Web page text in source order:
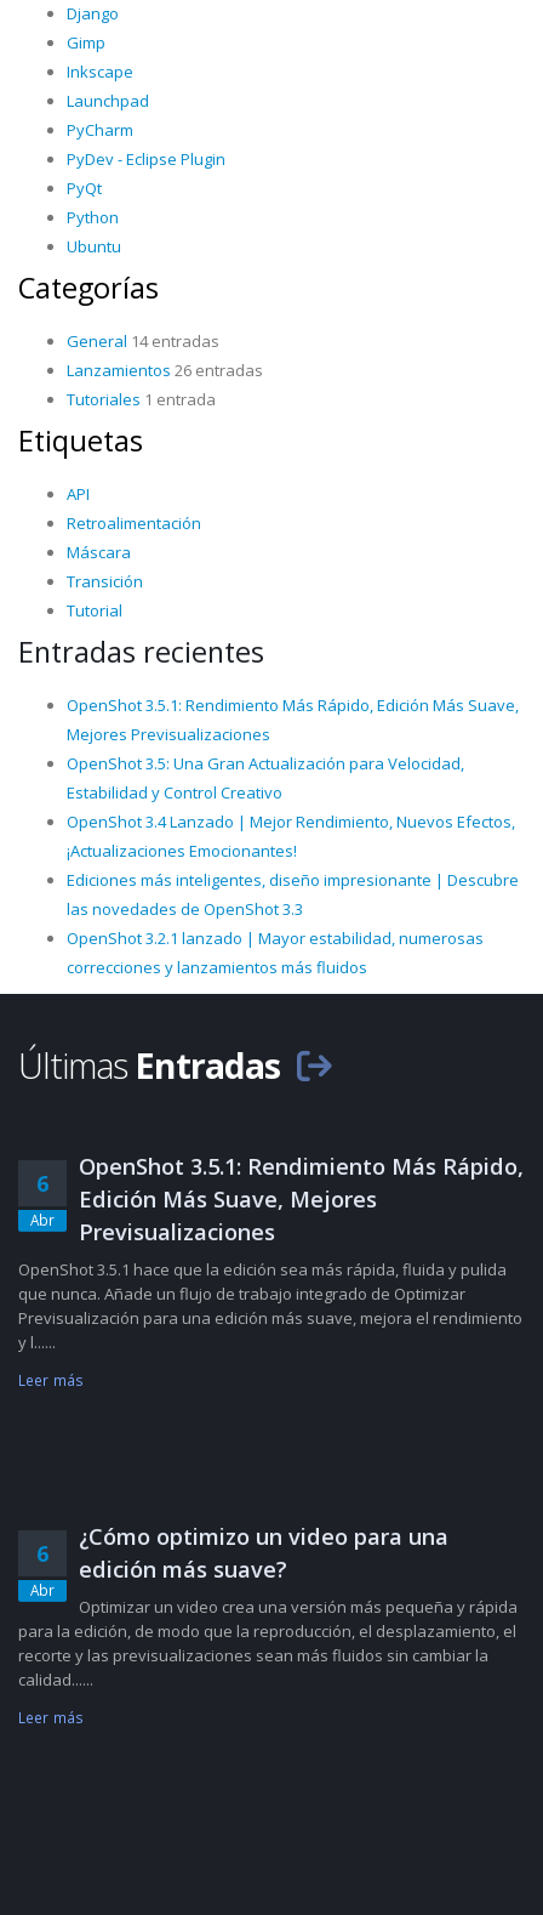
Django
Gimp
Inkscape
Launchpad
PyCharm
PyDev - Eclipse Plugin
PyQt
Python
Ubuntu
Categorías
General 14 entradas
Lanzamientos 26 entradas
Tutoriales 1 entrada
Etiquetas
API
Retroalimentación
Máscara
Transición
Tutorial
Entradas recientes
OpenShot 3.5.1: Rendimiento Más Rápido, Edición Más Suave,
Mejores Previsualizaciones
OpenShot 3.5: Una Gran Actualización para Velocidad,
Estabilidad y Control Creativo
OpenShot 3.4 Lanzado | Mejor Rendimiento, Nuevos Efectos,
¡Actualizaciones Emocionantes!
Ediciones más inteligentes, diseño impresionante | Descubre
las novedades de OpenShot 3.3
OpenShot 3.2.1 lanzado | Mayor estabilidad, numerosas
correcciones y lanzamientos más fluidos
Últimas Entradas
6
Abr
OpenShot 3.5.1: Rendimiento Más Rápido,
Edición Más Suave, Mejores
Previsualizaciones
OpenShot 3.5.1 hace que la edición sea más rápida, fluida y pulida
que nunca. Añade un flujo de trabajo integrado de Optimizar
Previsualización para una edición más suave, mejora el rendimiento
y l......
Leer más
6
Abr
¿Cómo optimizo un video para una
edición más suave?
Optimizar un video crea una versión más pequeña y rápida
para la edición, de modo que la reproducción, el desplazamiento, el
recorte y las previsualizaciones sean más fluidos sin cambiar la
calidad......
Leer más